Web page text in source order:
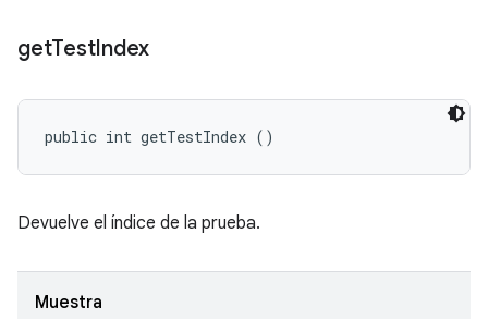
getTestIndex
public int getTestIndex ()
Devuelve el índice de la prueba.
Muestra